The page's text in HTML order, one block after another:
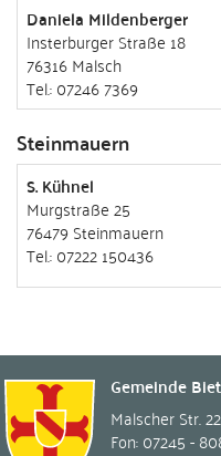
Daniela Mildenberger
Insterburger Straße 18
76316 Malsch
Tel.: 07246 7369
Steinmauern
S. Kühnel
Murgstraße 25
76479 Steinmauern
Tel.: 07222 150436
Gemeinde
Malscher Str. 22
Fon: 07245 -